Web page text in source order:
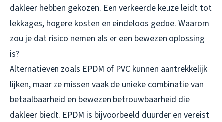
dakleer hebben gekozen. Een verkeerde keuze leidt tot
lekkages, hogere kosten en eindeloos gedoe. Waarom
zou je dat risico nemen als er een bewezen oplossing
is?
Alternatieven zoals EPDM of PVC kunnen aantrekkelijk
lijken, maar ze missen vaak de unieke combinatie van
betaalbaarheid en bewezen betrouwbaarheid die
dakleer biedt. EPDM is bijvoorbeeld duurder en vereist